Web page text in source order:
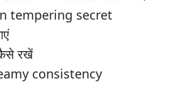
tempering secret
रखें
consistency